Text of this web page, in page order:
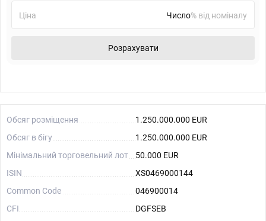
Ціна % від номіналу
Розрахувати
Обсяг розміщення
1.250.000.000 EUR
Обсяг в бігу
1.250.000.000 EUR
Мінімальний торговельний лот
50.000 EUR
ISIN
XS0469000144
Common Code
046900014
CFI
DGFSEB